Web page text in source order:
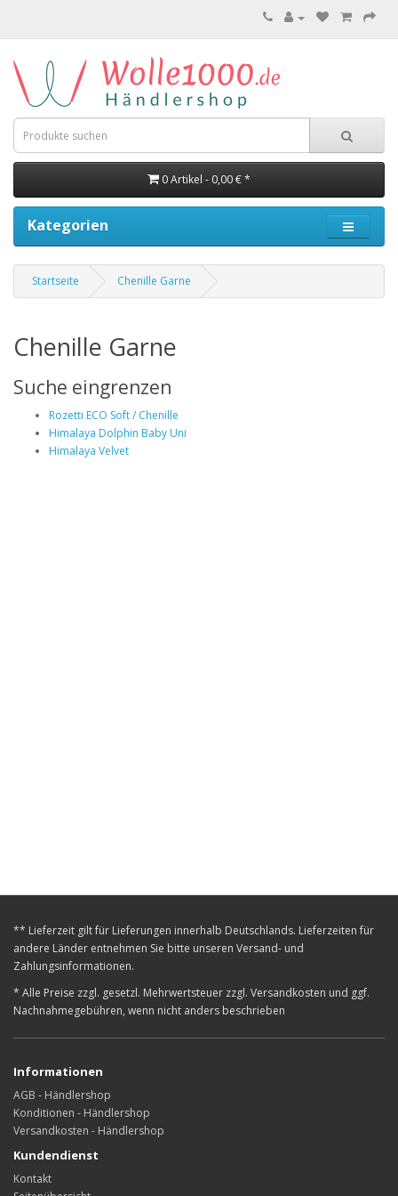
0 Artikel - 0,00 € *
Kategorien
Startseite Chenille Garne
Chenille Garne
Suche eingrenzen
Rozetti ECO Soft / Chenille
Himalaya Dolphin Baby Uni
Himalaya Velvet
** Lieferzeit gilt für Lieferungen innerhalb Deutschlands. Lieferzeiten für
andere Länder entnehmen Sie bitte unseren Versand- und
Zahlungsinformationen.
* Alle Preise zzgl. gesetzl. Mehrwertsteuer zzgl. Versandkosten und ggf.
Nachnahmegebühren, wenn nicht anders beschrieben
Informationen
AGB - Händlershop
Konditionen - Händlershop
Versandkosten - Händlershop
Kundendienst
Kontakt